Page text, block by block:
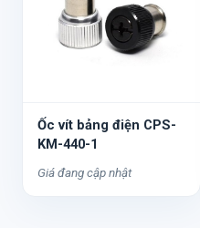
Ốc vít bảng điện CPS-
KM-440-1
Giá đang cập nhật